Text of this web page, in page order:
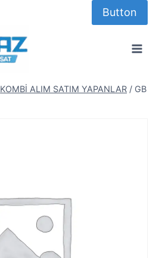
Button
KOMBİ ALIM SATIM YAPANLAR / GB